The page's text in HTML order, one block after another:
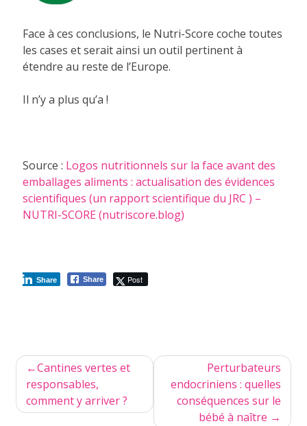
Face à ces conclusions, le Nutri-Score coche toutes
les cases et serait ainsi un outil pertinent à
étendre au reste de l’Europe.
Il n’y a plus qu’a !
Source : Logos nutritionnels sur la face avant des
emballages aliments : actualisation des évidences
scientifiques (un rapport scientifique du JRC ) –
NUTRI-SCORE (nutriscore.blog)
Share Post
Share
Navigation
de
l’article
Cantines vertes et
responsables,
comment y arriver ?
Perturbateurs
endocriniens : quelles
conséquences sur le
bébé à naître